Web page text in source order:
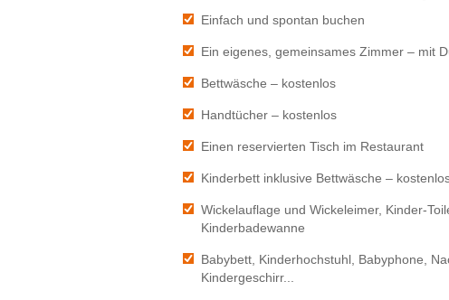
Einfach und spontan buchen
Ein eigenes, gemeinsames Zimmer – mit
Bettwäsche – kostenlos
Handtücher – kostenlos
Einen reservierten Tisch im Restaurant
Kinderbett inklusive Bettwäsche –
Wickelauflage und Wickeleimer, Kinder-
Kinderbadewanne
Babybett, Kinderhochstuhl, Babyphone,
Kindergeschirr...